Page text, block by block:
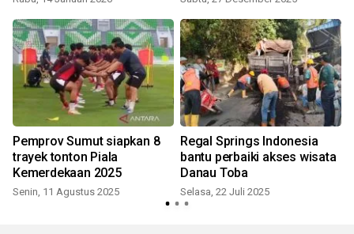
Pemprov Sumut siapkan 8
trayek tonton Piala
Kemerdekaan 2025
Senin, 11 Agustus 2025
Regal Springs Indonesia
bantu perbaiki akses wisata
Danau Toba
Selasa, 22 Juli 2025